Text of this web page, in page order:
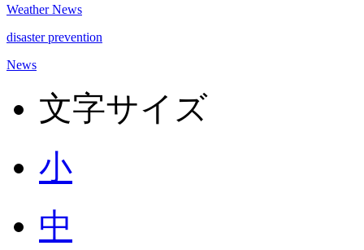
Weather News
disaster prevention
News
文字サイズ
小
中